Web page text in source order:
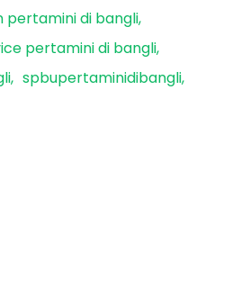
pertamini di bangli
pertamini di bangli
spbupertaminidibangli